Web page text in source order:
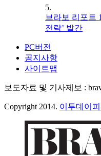
5.
브라보 리포트
전략’ 발간
PC버전
공지사항
사이트맵
보도자료 및 기사제보 :
Copyright 2014. 이투데이피